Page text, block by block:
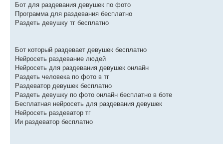
Бот для раздевания девушек по фото
Программа для раздевания бесплатно
Раздеть девушку тг бесплатно
Бот который раздевает девушек бесплатно
Нейросеть раздевание людей
Нейросеть для раздевания девушек онлайн
Раздеть человека по фото в тг
Раздеватор девушек бесплатно
Раздеть девушку по фото онлайн бесплатно в боте
Бесплатная нейросеть для раздевания девушек
Нейросеть раздеватор тг
Ии раздеватор бесплатно